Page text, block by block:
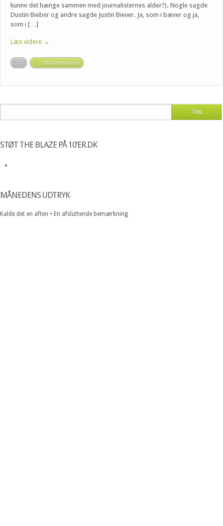
kunne det hænge sammen med journalisternes alder?). Nogle sagde
Dustin Bieber og andre sagde Justin Biever. Ja, som i bæver og ja,
som i […]
Læs videre →
3 Kommentarer
STØT THE BLAZE PÅ 10’ER.DK
MÅNEDENS UDTRYK
Kalde det en aften • En afsluttende bemærkning